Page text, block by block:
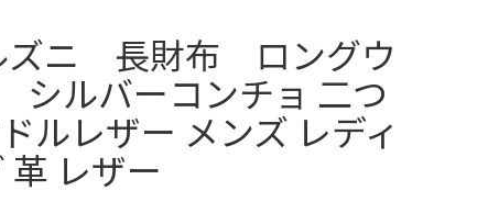
ニ 長財布 ロングウ
ルバーコンチョ 二つ
ルレザー メンズ レディ
革 レザー